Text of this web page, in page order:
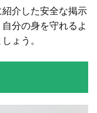
介した安全な掲示
分の身を守れるよ
ょう。